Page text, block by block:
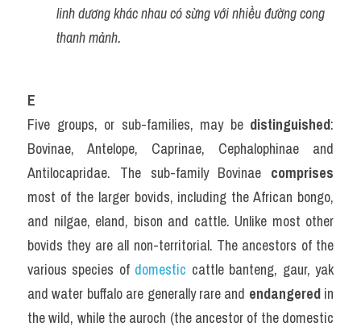
linh dương khác nhau có sừng với nhiều đường cong
thanh mảnh.
E
Five groups, or sub-families, may be distinguished:
Bovinae, Antelope, Caprinae, Cephalophinae and
Antilocapridae. The sub-family Bovinae comprises
most of the larger bovids, including the African bongo,
and nilgae, eland, bison and cattle. Unlike most other
bovids they are all non-territorial. The ancestors of the
various species of domestic cattle banteng, gaur, yak
and water buffalo are generally rare and endangered in
the wild, while the auroch (the ancestor of the domestic